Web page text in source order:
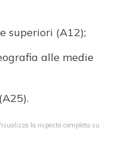
superiori (A12);
alle medie
la risposta completa su